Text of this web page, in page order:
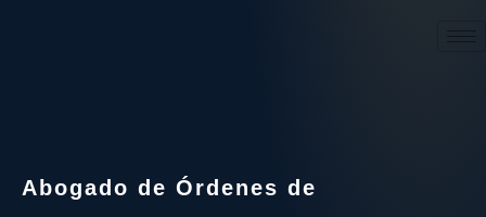
Abogado de Órdenes de